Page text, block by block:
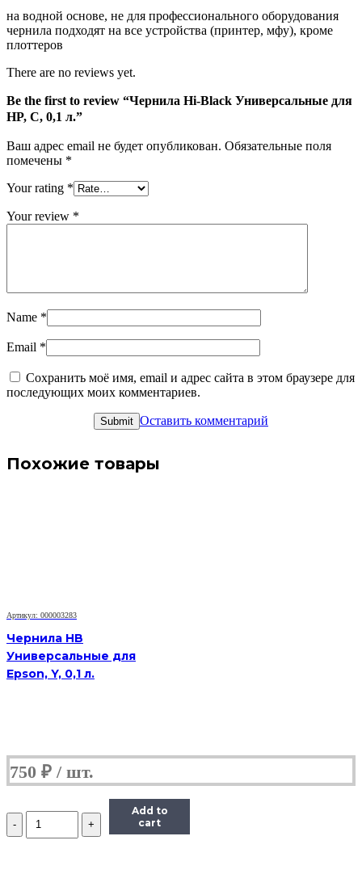
C,
0,1
л.
на водной основе, не для профессионального оборудования
чернила подходят на все устройства (принтер, мфу), кроме
плоттеров
There are no reviews yet.
Be the first to review “Чернила Hi-Black Универсальные для
HP, C, 0,1 л.”
Ваш адрес email не будет опубликован. Обязательные поля
помечены *
Your rating *
Your review *
Name *
Email *
Сохранить моё имя, email и адрес сайта в этом браузере для
последующих моих комментариев.
Оставить комментарий
Похожие товары
Артикул: 000003283
Чернила HB
Универсальные для
Epson, Y, 0,1 л.
750 ₽
Количество
Чернила
Add to
cart